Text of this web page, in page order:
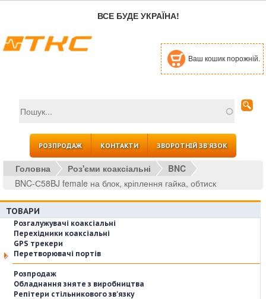
ВСЕ БУДЕ УКРАЇНА!
Ваш кошик порожній.
Пошукова форма
РОЗПРОДАЖ КОНТАКТИ ЗВОРОТНІЙ ЗВ'ЯЗОК
Головна Роз'єми коаксіальні
BNC
BNC-С58BJ female на блок, кріплення гайка, обтиск
ТОВАРИ
Розгалужувачі коаксіальні
Перехідники коаксіальні
GPS трекери
Перетворювачі портів
Розпродаж
Обладнання зняте з виробництва
Репітери стільникового зв'язку